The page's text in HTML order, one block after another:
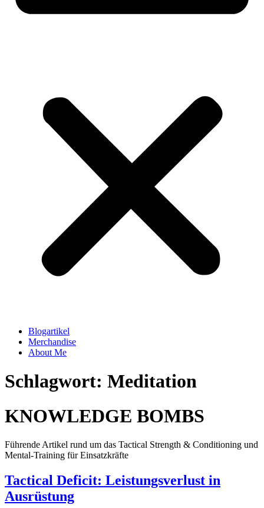
Blogartikel
Merchandise
About Me
Schlagwort: Meditation
KNOWLEDGE BOMBS
Führende Artikel rund um das Tactical Strength & Conditioning und
Mental-Training für Einsatzkräfte
Tactical Deficit: Leistungsverlust in
Ausrüstung